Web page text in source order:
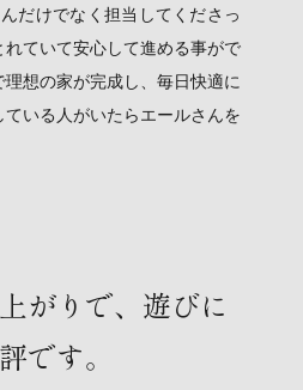
だけでなく担当してくださっ
ていて安心して進める事がで
想の家が完成し、毎日快適に
いる人がいたらエールさんを
がりで、遊びに
です。